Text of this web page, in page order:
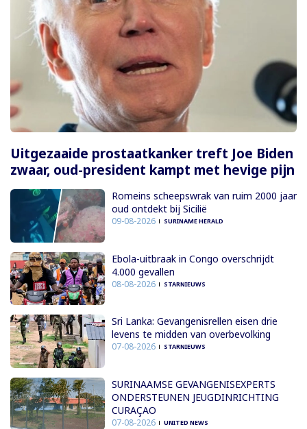
Uitgezaaide prostaatkanker treft Joe Biden
zwaar, oud-president kampt met hevige pijn
Romeins scheepswrak van ruim 2000 jaar
oud ontdekt bij Sicilië
09-08-2026 SURINAME HERALD
Ebola-uitbraak in Congo overschrijdt
4.000 gevallen
08-08-2026 STARNIEUWS
Sri Lanka: Gevangenisrellen eisen drie
levens te midden van overbevolking
07-08-2026 STARNIEUWS
SURINAAMSE GEVANGENISEXPERTS
ONDERSTEUNEN JEUGDINRICHTING
CURAÇAO
07-08-2026 UNITED NEWS